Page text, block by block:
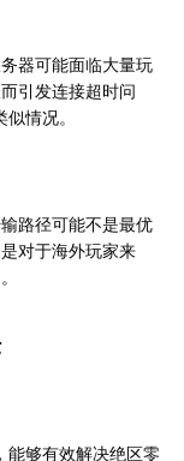
器可能面临大量玩
引发连接超时问
情况。
路径可能不是最优
对于海外玩家来
能够有效解决绝区零